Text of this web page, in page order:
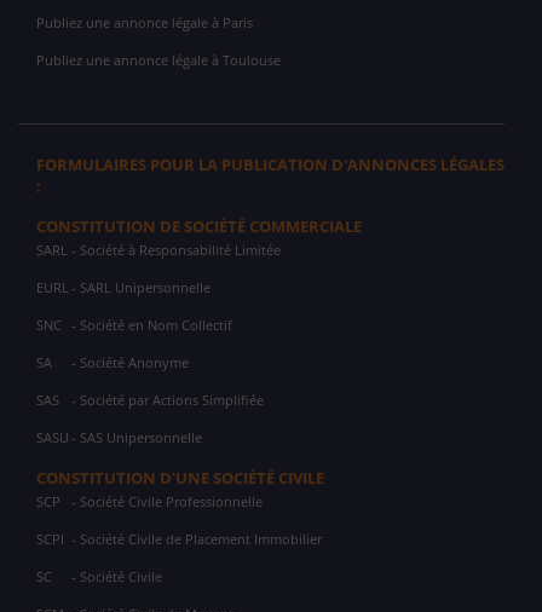
Publiez une annonce légale à Paris
Publiez une annonce légale à Toulouse
FORMULAIRES POUR LA PUBLICATION D'ANNONCES LÉGALES
:
CONSTITUTION DE SOCIÉTÉ COMMERCIALE
SARL - Société à Responsabilité Limitée
EURL - SARL Unipersonnelle
SNC - Société en Nom Collectif
SA - Société Anonyme
SAS - Société par Actions Simplifiée
SASU - SAS Unipersonnelle
CONSTITUTION D'UNE SOCIÉTÉ CIVILE
SCP - Société Civile Professionnelle
SCPI - Société Civile de Placement Immobilier
SC - Société Civile